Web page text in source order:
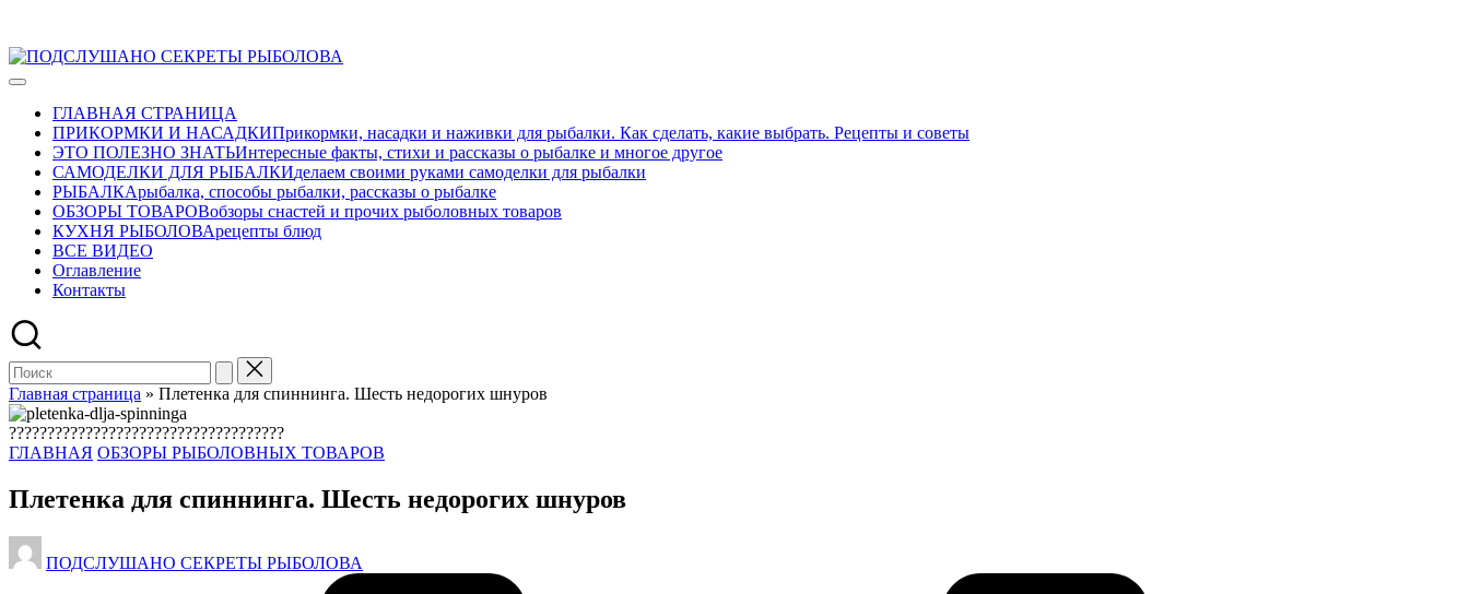
Перейти
к
Развлекательно-
авторский
журнал
рыбалке
ГЛАВНАЯ СТРАНИЦА
ПРИКОРМКИ И НАСАДКИПрикормки, насадки и наживки для рыбалки. Как сделать, какие выбрать. Рецепты и советы
ЭТО ПОЛЕЗНО ЗНАТЬИнтересные факты, стихи и рассказы о рыбалке и многое другое
САМОДЕЛКИ ДЛЯ РЫБАЛКИделаем своими руками самоделки для рыбалки
РЫБАЛКАрыбалка, способы рыбалки, рассказы о рыбалке
ОБЗОРЫ ТОВАРОВобзоры снастей и прочих рыболовных товаров
КУХНЯ РЫБОЛОВАрецепты блюд
ВСЕ ВИДЕО
Оглавление
Контакты
Главная страница » Плетенка для спиннинга. Шесть недорогих шнуров
????????????????????????????????????
Опубликовано
ГЛАВНАЯ ОБЗОРЫ РЫБОЛОВНЫХ ТОВАРОВ
Плетенка для спиннинга. Шесть недорогих шнуров
Запись
от
ПОДСЛУШАНО СЕКРЕТЫ РЫБОЛОВА